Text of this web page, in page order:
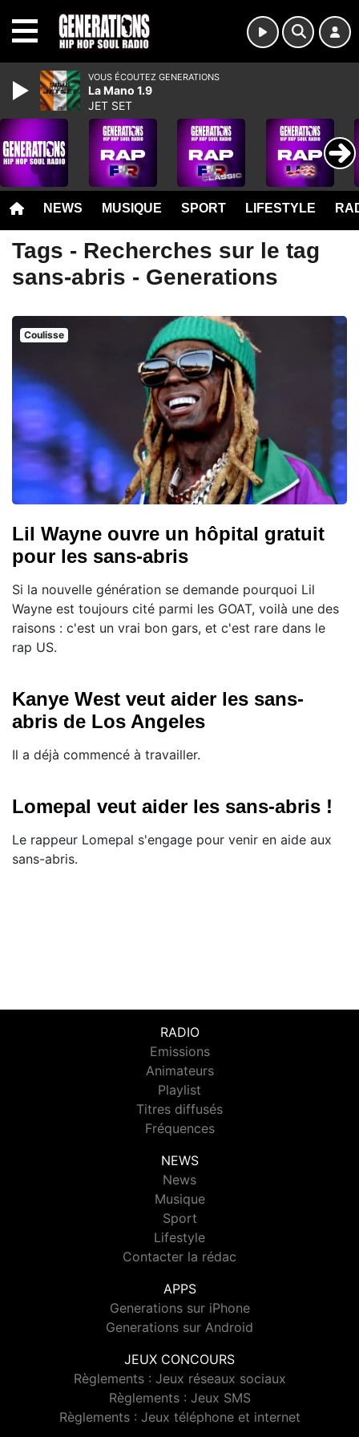
NEWS MUSIQUE SPORT LIFESTYLE
Tags - Recherches sur le tag
sans-abris - Generations
Coulisse
Lil Wayne ouvre un hôpital gratuit
pour les sans-abris
Si la nouvelle génération se demande pourquoi Lil
Wayne est toujours cité parmi les GOAT, voilà une des
raisons : c'est un vrai bon gars, et c'est rare dans le
rap US.
Kanye West veut aider les sans-
abris de Los Angeles
Il a déjà commencé à travailler.
Lomepal veut aider les sans-abris !
Le rappeur Lomepal s'engage pour venir en aide aux
sans-abris.
RADIO
Emissions
Animateurs
Playlist
Titres diffusés
Fréquences
NEWS
News
Musique
Sport
Lifestyle
Contacter la rédac
APPS
Generations sur iPhone
Generations sur Android
JEUX CONCOURS
Règlements : Jeux réseaux sociaux
Règlements : Jeux SMS
Règlements : Jeux téléphone et internet
VOUS ÉCOUTEZ GENERATIONS
La Mano 1.9
JET SET